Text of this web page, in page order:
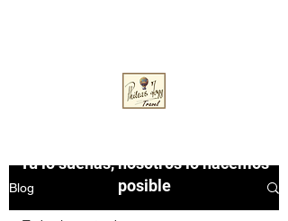
Tú lo sueñas, nosotros lo hacemos
posible
Blog